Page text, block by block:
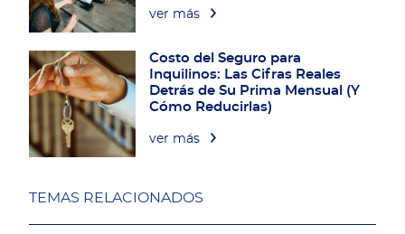
ver más
Costo del Seguro para
Inquilinos: Las Cifras Reales
Detrás de Su Prima Mensual (Y
Cómo Reducirlas)
ver más
TEMAS RELACIONADOS